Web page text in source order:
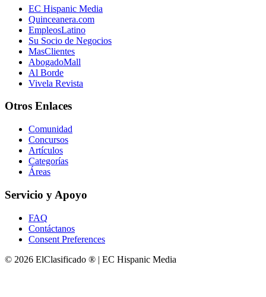
EC Hispanic Media
Quinceanera.com
EmpleosLatino
Su Socio de Negocios
MasClientes
AbogadoMall
Al Borde
Vivela Revista
Otros Enlaces
Comunidad
Concursos
Artículos
Categorías
Áreas
Servicio y Apoyo
FAQ
Contáctanos
Consent Preferences
© 2026 ElClasificado ® | EC Hispanic Media